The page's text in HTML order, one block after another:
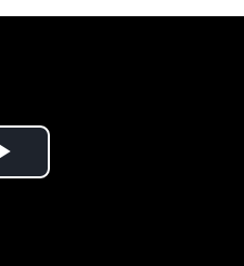
Play Video